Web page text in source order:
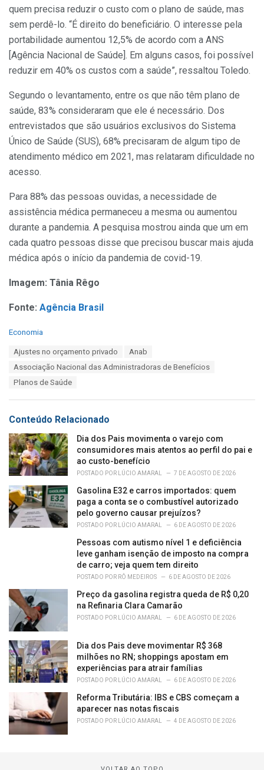
quem precisa reduzir o custo com o plano de saúde, mas
sem perdê-lo. “É direito do beneficiário. O interesse pela
portabilidade aumentou 12,5% de acordo com a ANS
[Agência Nacional de Saúde]. Em alguns casos, foi possível
reduzir em 40% os custos com a saúde”, ressaltou Toledo.
Segundo o levantamento, entre os que não têm plano de
saúde, 83% consideraram que ele é necessário. Dos
entrevistados que são usuários exclusivos do Sistema
Único de Saúde (SUS), 68% precisaram de algum tipo de
atendimento médico em 2021, mas relataram dificuldade no
acesso.
Para 88% das pessoas ouvidas, a necessidade de
assistência médica permaneceu a mesma ou aumentou
durante a pandemia. A pesquisa mostrou ainda que um em
cada quatro pessoas disse que precisou buscar mais ajuda
médica após o início da pandemia de covid-19.
Imagem: Tânia Rêgo
Fonte: Agência Brasil
C
e
:
Economia
Ajustes no orçamento privado
Anab
Associação Nacional das Administradoras de Benefícios
Planos de Saúde
Conteúdo Relacionado
Dia dos Pais movimenta o varejo com
consumidores mais atentos ao perfil do pai e
ao custo-benefício
POSTADO POR LÚCIO AMARAL 7 DE AGOSTO DE 2026
Gasolina E32 e carros importados: quem
paga a conta se o combustível autorizado
pelo governo causar prejuízos?
POSTADO POR LÚCIO AMARAL 6 DE AGOSTO DE 2026
Pessoas com autismo nível 1 e deficiência
leve ganham isenção de imposto na compra
de carro; veja quem tem direito
POSTADO POR RÔ MEDEIROS 6 DE AGOSTO DE 2026
Preço da gasolina registra queda de R$ 0,20
na Refinaria Clara Camarão
POSTADO POR LÚCIO AMARAL 6 DE AGOSTO DE 2026
Dia dos Pais deve movimentar R$ 368
milhões no RN; shoppings apostam em
experiências para atrair famílias
POSTADO POR LÚCIO AMARAL 6 DE AGOSTO DE 2026
Reforma Tributária: IBS e CBS começam a
aparecer nas notas fiscais
POSTADO POR LÚCIO AMARAL 4 DE AGOSTO DE 2026